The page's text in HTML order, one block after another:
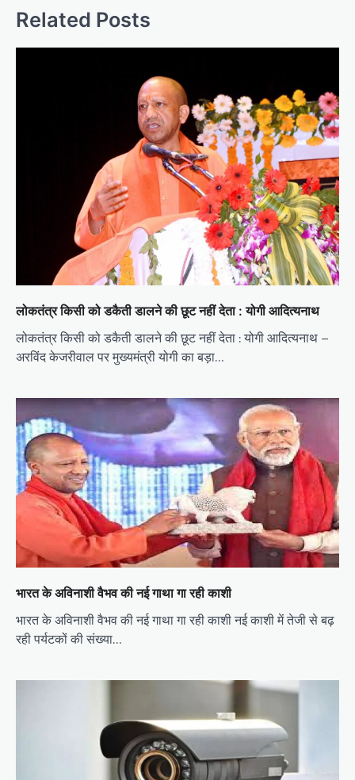
Related Posts
लोकतंत्र किसी को डकैती डालने की छूट नहीं देता : योगी आदित्यनाथ
लोकतंत्र किसी को डकैती डालने की छूट नहीं देता : योगी आदित्यनाथ –
अरविंद केजरीवाल पर मुख्यमंत्री योगी का बड़ा…
भारत के अविनाशी वैभव की नई गाथा गा रही काशी
भारत के अविनाशी वैभव की नई गाथा गा रही काशी नई काशी में तेजी से बढ़
रही पर्यटकों की संख्या…